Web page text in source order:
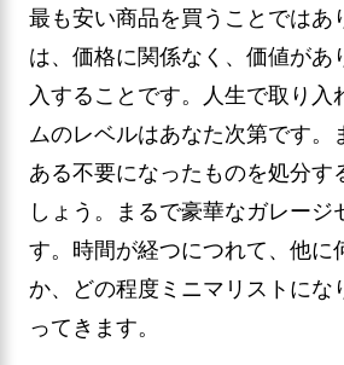
最も安い商品を買うことではあ
は、価格に関係なく、価値があ
入することです。人生で取り入
ムのレベルはあなた次第です。
ある不要になったものを処分す
しょう。まるで豪華なガレージ
す。時間が経つにつれて、他に
か、どの程度ミニマリストにな
ってきます。